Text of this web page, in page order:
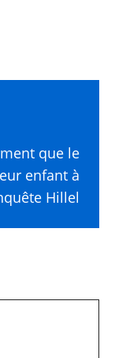
que le
enfant à
Hillel